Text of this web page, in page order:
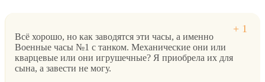
Всё хорошо, но как заводятся эти часы, а именно
Военные часы №1 с танком. Механические они или
кварцевые или они игрушечные? Я приобрела их для
сына, а завести не могу.